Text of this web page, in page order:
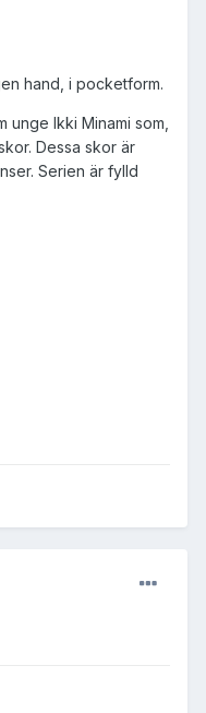
hand, i pocketform.
unge Ikki Minami som,
Dessa skor är
Serien är fylld